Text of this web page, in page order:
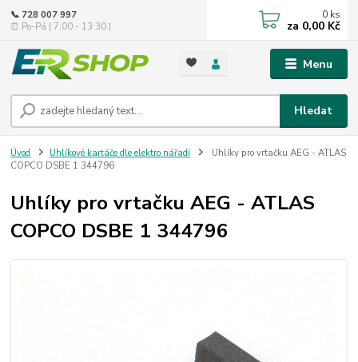
Menu
Hledat
📞 728 007 997
⏰ Po-Pá | 7:00 - 13:30 |
0 ks
za 0,00 Kč
Úvod Uhlíkové kartáče dle elektro nářadí
Uhlíky pro vrtačku AEG - ATLAS
COPCO DSBE 1 344796
Uhlíky pro vrtačku AEG - ATLAS
COPCO DSBE 1 344796